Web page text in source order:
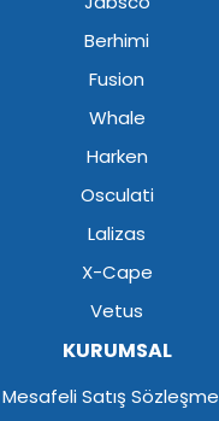
Berhimi
Fusion
Whale
Harken
Osculati
Lalizas
X-Cape
Vetus
KURUMSAL
Mesafeli Satış